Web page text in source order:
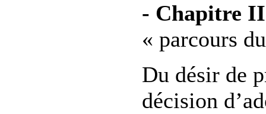
- Chapitre
« parcours
Du désir de
décision